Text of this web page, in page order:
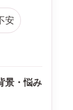
安
景・悩み